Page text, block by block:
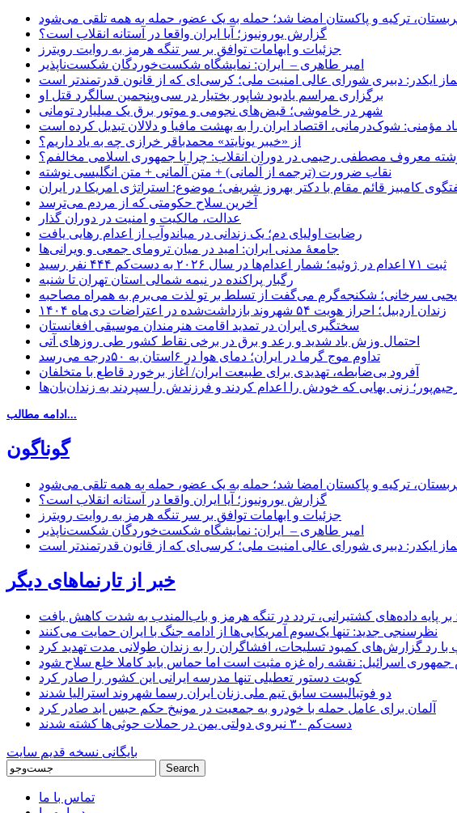
ترکیه و پاکستان امضا شد؛ حمله به یک عضو، حمله به همه تلقی می‌شود
گزارش یورونیوز؛ آیا ایران واقعا در آستانه انقلاب است؟
جزئیات و ابهامات توافق بر سر تنگه هرمز به روایت رویترز
امیر طاهری – ایران: نمایشگاه شکست‌خوردگان شکست‌ناپذیر
ایکدر: دبیری شورای عالی امنیت ملی؛ کرسی‌ای که از قانون قدرتمندتر است
برگزاری مراسم یادبود شاپور بختیار در سی‌وپنجمین سالگرد قتل او
شهر در خاموشی؛ قبض‌های نجومی و موتور برق یک میلیارد تومانی
مؤمنی: شوک‌درمانی، اقتصاد ایران را به بهشت مافیا و دلالان تبدیل کرده است
از «خیبر یونایتد» محمدباقر خرازی چه به یاد داریم؟
معروف مصطفی رحیمی در دوران انقلاب: چرا با جمهوری اسلامی مخالفم؟
نقاب ضرورت (ترجمه از آلمانی) + متن آلمانی + متن انگلیسی نوشته
کامبیز قائم مقام با دکتر بهروز شریفی؛ موضوع: استراتژی امریکا در ایران
آخرین سلاح حکومتی که از مردم می‌ترسد
عدالت، مالکیت و امنیت در دوران گذار
رضایت اولیای دم؛ یک زندانی در میاندوآب از اعدام رهایی یافت
جامعهٔ مدنی ایران: امید در میان ترومای جمعی و ویرانی‌ها
ثبت ۷۱ اعدام در ژوئیه؛ شمار اعدام‌ها در سال ۲۰۲۶ به دست‌کم ۴۴۴ نفر رسید
رگبار پراکنده در نیمه شمالی استان تهران تا شنبه
سرخانی؛ شکنجه‌گرم می‌گفت از تسلط بر تو لذت می‌برم به همراه مصاحبه
زندان اردبیل؛ احراز هویت ۵۴ شهروند بازداشت‌شده در اعتراضات دی‌ماه ۱۴۰۴
سختگیری ایران در تمدید اقامت هنرمندان موسیقی افغانستان
احتمال وزش باد شدید و رعد و برق در برخی نقاط کشور طی روزهای آتی
تداوم موج گرما در ایران؛ دمای هوا در ۶استان به ۵۰درجه می‌رسد
آفرود بی‌ضابطه، تهدیدی برای طبیعت ایران/ آغاز برخورد قاطع با متخلفان
رحیم‌پور؛ زنی بهایی که خودش را اعدام کردند و فرزندش را سپردند به زندان‌بان‌ها
ادامه مطالب...
گوناگون
ترکیه و پاکستان امضا شد؛ حمله به یک عضو، حمله به همه تلقی می‌شود
گزارش یورونیوز؛ آیا ایران واقعا در آستانه انقلاب است؟
جزئیات و ابهامات توافق بر سر تنگه هرمز به روایت رویترز
امیر طاهری – ایران: نمایشگاه شکست‌خوردگان شکست‌ناپذیر
ایکدر: دبیری شورای عالی امنیت ملی؛ کرسی‌ای که از قانون قدرتمندتر است
خبر از تارنماهای دیگر
بر پایه داده‌های کشتیرانی، تردد در تنگه هرمز و باب‌المندب به شدت کاهش یافت
نظرسنجی جدید: تنها یک‌سوم آمریکایی‌ها از ادامه جنگ با ایران حمایت می‌کنند
با رد گزارش‌های کمبود تسلیحات، افشاگران را به زندان طولانی مدت تهدید کرد
جمهوری اسرائیل: نقشه راه غزه مثبت است اما حماس باید کاملا خلع سلاح شود
کویت دستور تعطیلی تنها مدرسه ایرانی این کشور را صادر کرد
دو فوتبالیست سابق تیم ملی زنان ایران رسما شهروند استرالیا شدند
آلمان برای عامل حمله با خودرو به جمعیت در مونیخ حکم حبس ابد صادر کرد
دست‌کم ۳۰ نیروی دولتی یمن در حملات حوثی‌ها کشته شدند
بایگانی نسخه قدیم سایت
تماس با ما